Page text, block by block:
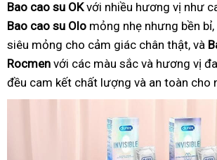
Bao cao su OKvới nhiều hương vị như
Bao cao su Olo mỏng nhẹ nhưng bền bỉ,
siêu mỏng cho cảm giác chân thật, và
Rocmen với các màu sắc và hương vị
đều cam kết chất lượng và an toàn cho